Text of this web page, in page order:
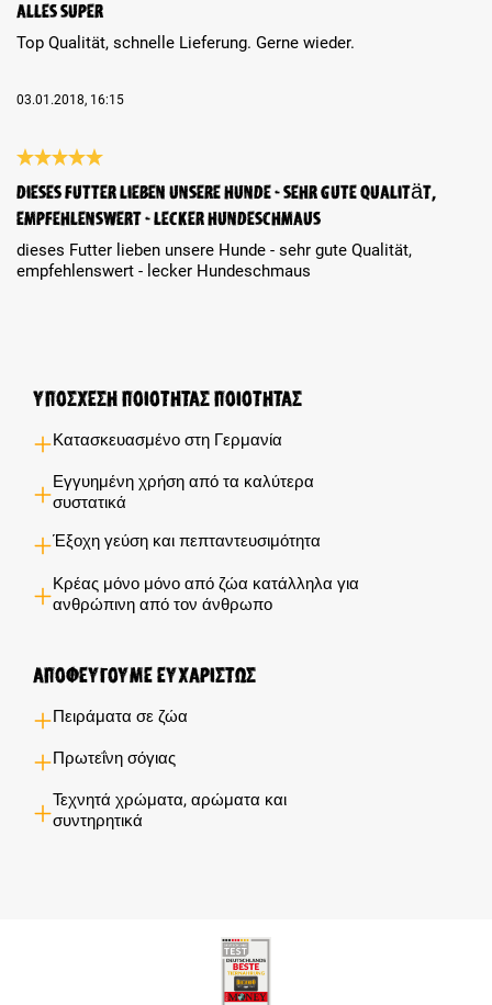
Alles Super
Top Qualität, schnelle Lieferung. Gerne wieder.
03.01.2018, 16:15
dieses Futter lieben unsere Hunde - sehr gute Qualität,
empfehlenswert - lecker Hundeschmaus
dieses Futter lieben unsere Hunde - sehr gute Qualität,
empfehlenswert - lecker Hundeschmaus
Υποσχέση ποιότητας ποιότητας
Κατασκευασμένο στη Γερμανία
Εγγυημένη χρήση από τα καλύτερα
συστατικά
Έξοχη γεύση και πεπταντευσιμότητα
Κρέας μόνο μόνο από ζώα κατάλληλα για
ανθρώπινη από τον άνθρωπο
Αποφεύγουμε ευχαρίστως
Πειράματα σε ζώα
Πρωτεΐνη σόγιας
Τεχνητά χρώματα, αρώματα και
συντηρητικά